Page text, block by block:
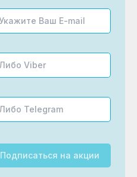
Подписаться на акции